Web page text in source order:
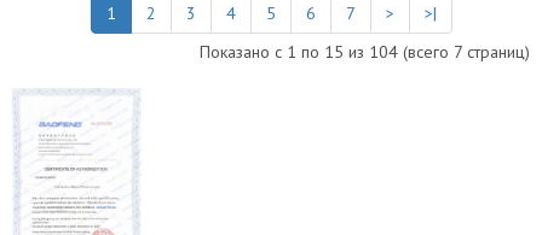
1 2 3 4 5 6 7 >
>|
Показано с 1 по 15 из 104 (всего 7 страниц)